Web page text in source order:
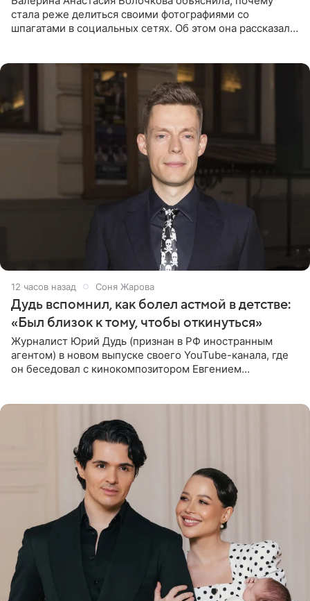
стала реже делиться своими фотографиями со
шпагатами в социальных сетях. Об этом она рассказала
12 часов назад Соня Жарова
Дудь вспомнил, как болел астмой в детстве:
«Был близок к тому, чтобы откинуться»
Журналист Юрий Дудь (признан в РФ иностранным
агентом) в новом выпуске своего YouTube-канала, где
он беседовал с кинокомпозитором Евгением